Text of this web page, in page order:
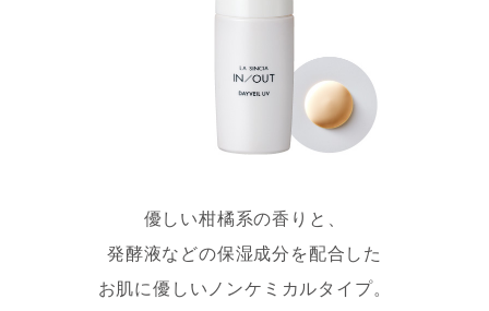
優しい柑橘系の香りと、
発酵液などの保湿成分を配合した
お肌に優しいノンケミカルタイプ。